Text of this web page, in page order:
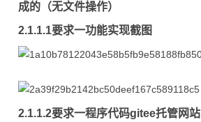
成的（无文件操作）
2.1.1.1要求一功能实现截图
2.1.1.2要求一程序代码gitee托管网站